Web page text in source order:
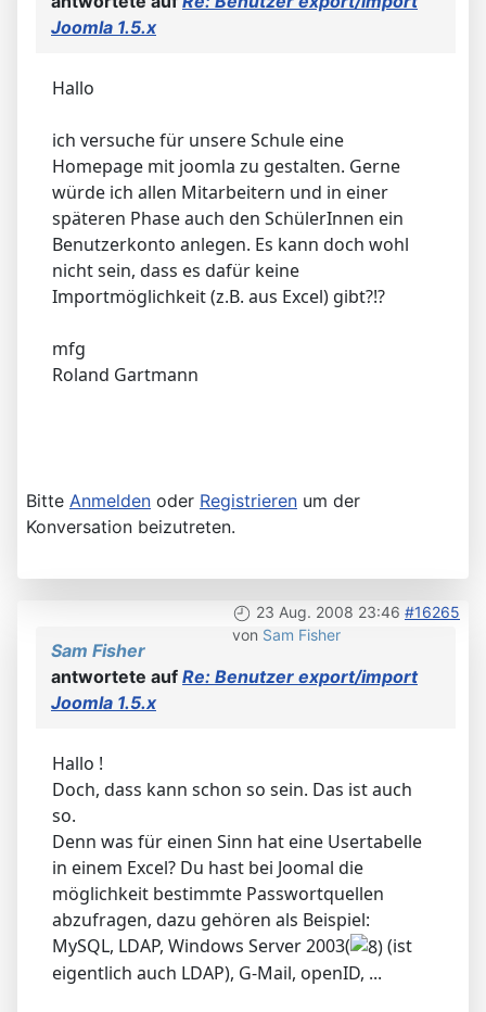
Joomla 1.5.x
Hallo
ich versuche für unsere Schule eine
Homepage mit joomla zu gestalten. Gerne
würde ich allen Mitarbeitern und in einer
späteren Phase auch den SchülerInnen ein
Benutzerkonto anlegen. Es kann doch wohl
nicht sein, dass es dafür keine
Importmöglichkeit (z.B. aus Excel) gibt?!?
mfg
Roland Gartmann
Bitte Anmelden oder Registrieren um der
Konversation beizutreten.
23 Aug. 2008 23:46 #16265
von Sam Fisher
Sam Fisher
antwortete auf Re: Benutzer export/import
Joomla 1.5.x
Hallo !
Doch, dass kann schon so sein. Das ist auch
so.
Denn was für einen Sinn hat eine Usertabelle
in einem Excel? Du hast bei Joomal die
möglichkeit bestimmte Passwortquellen
abzufragen, dazu gehören als Beispiel:
MySQL, LDAP, Windows Server 2003(
(ist
eigentlich auch LDAP), G-Mail, openID, ...